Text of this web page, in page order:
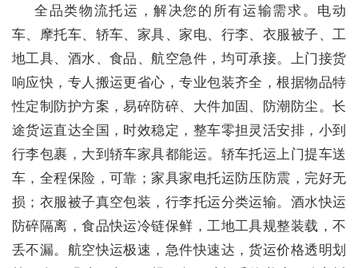
全品类物流托运，解决您的所有运输需求。电动
车、摩托车、轿车、家具、家电、行李、衣服被子、工
地工具、酒水、食品、航空急件，均可承接。上门接货
响应快，专人搬运更省心，专业包装齐全，根据物品特
性定制防护方案，易碎防碎、大件加固、防潮防尘。长
途货运直达全国，时效稳定，整车零担灵活安排，小到
行李包裹，大到轿车家具都能运。轿车托运上门提车送
车，全程保险，可靠；家具家电托运防压防震，完好无
损；衣服被子真空包装，行李托运分类运输。酒水快运
防碎隔离，食品快运冷链保鲜，工地工具规整装载，不
丢不漏。航空快运极速，急件快速达，货运价格透明划